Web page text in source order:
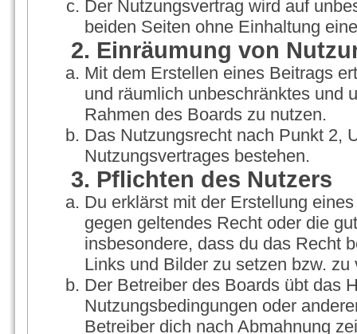
Der Nutzungsvertrag wird auf
beiden Seiten ohne Einhaltung
2. Einräumung von
Mit dem Erstellen eines Beitrags
und räumlich unbeschränktes und
Rahmen des Boards zu nutzen.
Das Nutzungsrecht nach Punkt 2,
Nutzungsvertrages bestehen.
3. Pflichten des Nutzers
Du erklärst mit der Erstellung
gegen geltendes Recht oder die
insbesondere, dass du das Recht
Links und Bilder zu setzen bzw. zu
Der Betreiber des Boards übt das
Nutzungsbedingungen oder
Betreiber dich nach Abmahnung